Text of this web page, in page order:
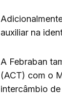
auxiliar na
A Febraban
(ACT) com o
intercâmbio